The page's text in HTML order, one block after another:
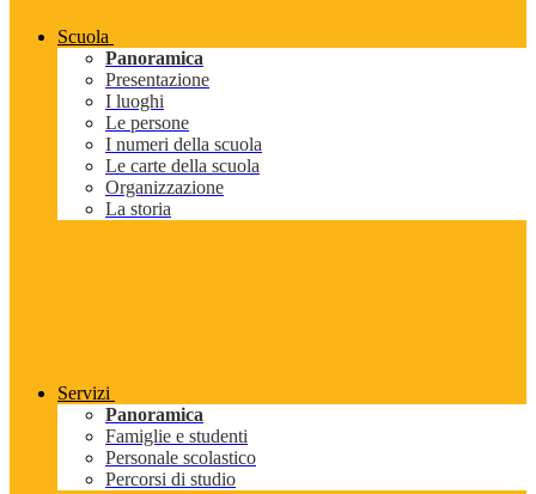
Scuola
Panoramica
Presentazione
I luoghi
Le persone
I numeri della scuola
Le carte della scuola
Organizzazione
La storia
Servizi
Panoramica
Famiglie e studenti
Personale scolastico
Percorsi di studio